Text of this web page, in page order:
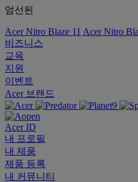
엄선된
Acer Nitro Blaze 11 Acer Nitro
비즈니스
교육
지원
이벤트
Acer 브랜드
Acer ID
내 프로필
내 제품
제품 등록
내 커뮤니티